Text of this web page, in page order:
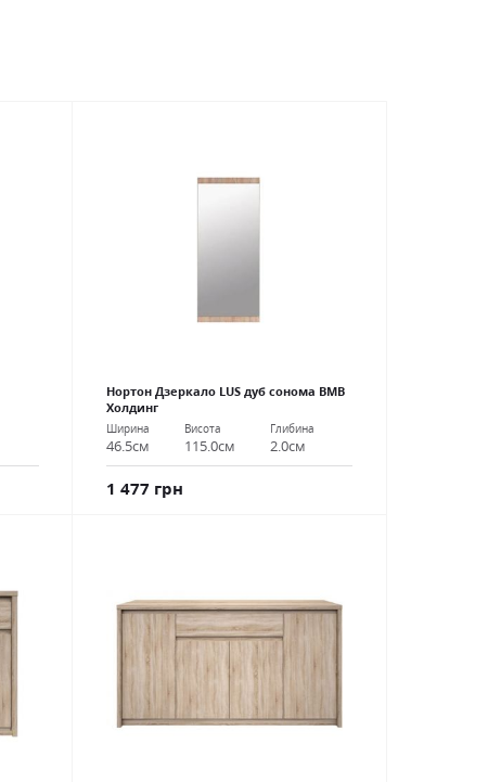
Нортон Дзеркало LUS дуб сонома ВМВ
Холдинг
Ширина
46.5см
Висота
115.0см
Глибина
2.0см
1 477 грн